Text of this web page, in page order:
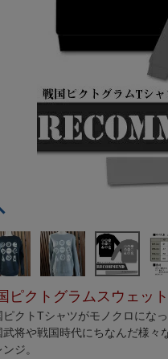
ピクトグラムスウェッ
ピクトTシャツがモノクロになっ
武将や戦国時代にちなんだ様々
ジ。